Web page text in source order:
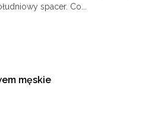
spacer. Co...
męskie